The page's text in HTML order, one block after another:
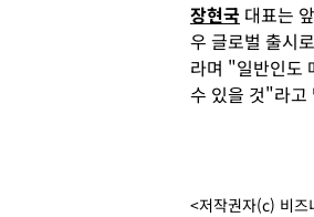
장현국 대표는
우 글로벌 출시
라며 "일반인도
수 있을 것"라고
<저작권자(c) 비즈